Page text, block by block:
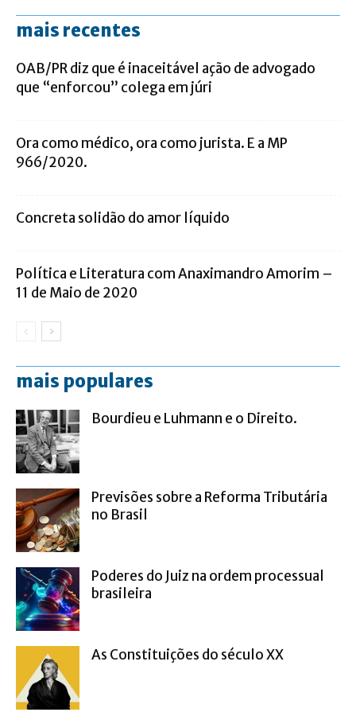
mais recentes
OAB/PR diz que é inaceitável ação de advogado
que “enforcou” colega em júri
Ora como médico, ora como jurista. E a MP
966/2020.
Concreta solidão do amor líquido
Política e Literatura com Anaximandro Amorim –
11 de Maio de 2020
mais populares
Bourdieu e Luhmann e o Direito.
Previsões sobre a Reforma Tributária
no Brasil
Poderes do Juiz na ordem processual
brasileira
As Constituições do século XX